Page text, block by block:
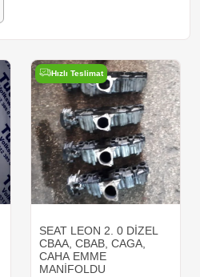
Hızlı Teslimat
SEAT LEON 2. 0 DİZEL
CBAA, CBAB, CAGA,
CAHA EMME
MANİFOLDU